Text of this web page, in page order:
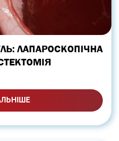
ЛАПАРОСКОПІЧНА